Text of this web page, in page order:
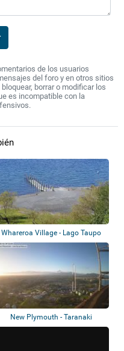
de los usuarios
del foro y en otros sitios
borrar o modificar los
es incompatible con la
Whareroa Village - Lago Taupo
New Plymouth - Taranaki